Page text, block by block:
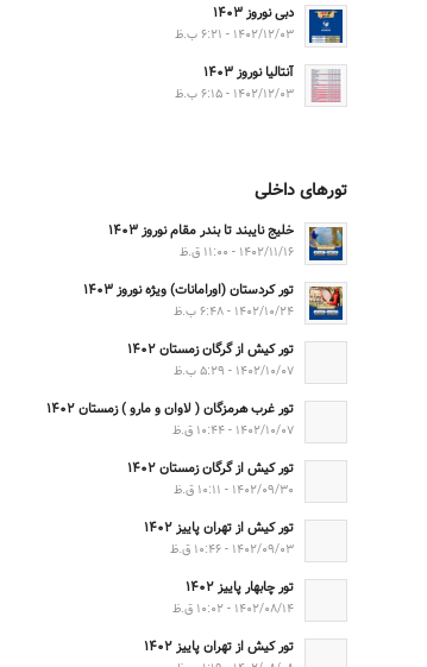
دبی نوروز ۱۴۰۳
۱۴۰۲/۱۲/۰۳ - ۶:۲۱ ب.ظ
آنتالیا نوروز ۱۴۰۳
۱۴۰۲/۱۲/۰۳ - ۶:۱۵ ب.ظ
تورهای داخلی
خلیج نایبند تا بندر مقام نوروز ۱۴۰۳
۱۴۰۲/۱۱/۱۶ - ۱۱:۰۰ ق.ظ
تور کردستان (اورامانات) ویژه نوروز ۱۴۰۳
۱۴۰۲/۱۰/۲۴ - ۶:۴۸ ب.ظ
تور کیش از گرگان زمستان ۱۴۰۲
۱۴۰۲/۱۰/۰۷ - ۵:۲۹ ب.ظ
تور غرب هرمزگان ( لاوان و مارو ) زمستان ۱۴۰۲
۱۴۰۲/۱۰/۰۷ - ۱۰:۴۴ ق.ظ
تور کیش از گرگان زمستان ۱۴۰۲
۱۴۰۲/۰۹/۳۰ - ۱۰:۱۱ ق.ظ
تور کیش از تهران پاییز ۱۴۰۲
۱۴۰۲/۰۹/۰۳ - ۱۰:۴۶ ق.ظ
تور چابهار پاییز ۱۴۰۲
۱۴۰۲/۰۸/۱۴ - ۱۰:۰۲ ق.ظ
تور کیش از تهران پاییز ۱۴۰۲